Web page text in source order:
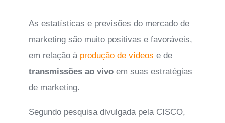
As estatísticas e previsões do mercado de
marketing são muito positivas e favoráveis,
em relação à produção de vídeos e de
transmissões ao vivo em suas estratégias
de marketing.
Segundo pesquisa divulgada pela CISCO,